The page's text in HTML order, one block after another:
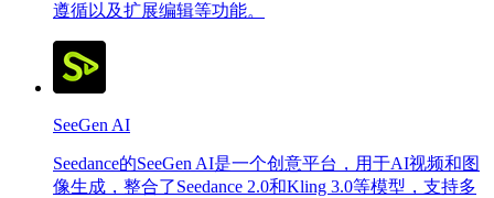
遵循以及扩展编辑等功能。
SeeGen AI
Seedance的SeeGen AI是一个创意平台，用于AI视频和图
像生成，整合了Seedance 2.0和Kling 3.0等模型，支持多